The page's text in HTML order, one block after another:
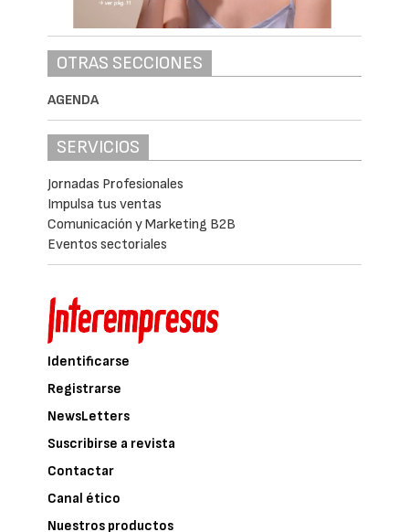
OTRAS SECCIONES
AGENDA
SERVICIOS
Jornadas Profesionales
Impulsa tus ventas
Comunicación y Marketing B2B
Eventos sectoriales
Identificarse
Registrarse
NewsLetters
Suscribirse a revista
Contactar
Canal ético
Nuestros productos